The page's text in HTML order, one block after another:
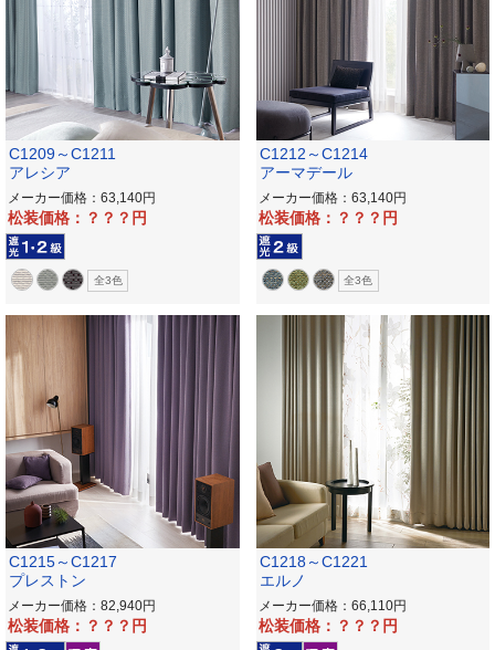
C1209～C1211
アレシア
メーカー価格：63,140
松装価格：？？？
全3色
C1212～C1214
アーマデール
メーカー価格：63,140
松装価格：？？？
全3色
C1215～C1217
プレストン
メーカー価格：82,940
松装価格：？？？
C1218～C1221
エルノ
メーカー価格：66,110
松装価格：？？？